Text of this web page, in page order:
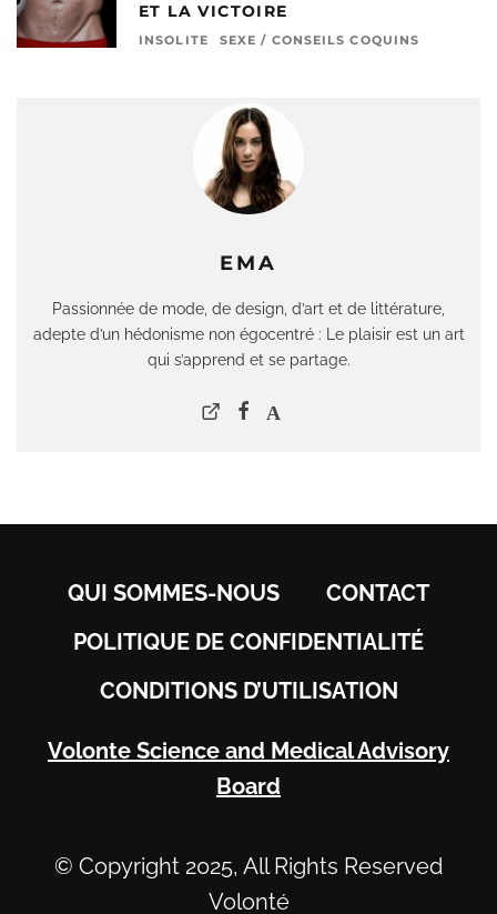
EMA
Passionnée de mode, de design, d’art et de littérature,
adepte d’un hédonisme non égocentré : Le plaisir est un art
qui s’apprend et se partage.
ET LA VICTOIRE
INSOLITE SEXE / CONSEILS COQUINS
QUI SOMMES-NOUS
CONTACT
POLITIQUE DE CONFIDENTIALITÉ
CONDITIONS D’UTILISATION
Volonte Science and Medical Advisory
Board
© Copyright 2025, All Rights Reserved
Volonté